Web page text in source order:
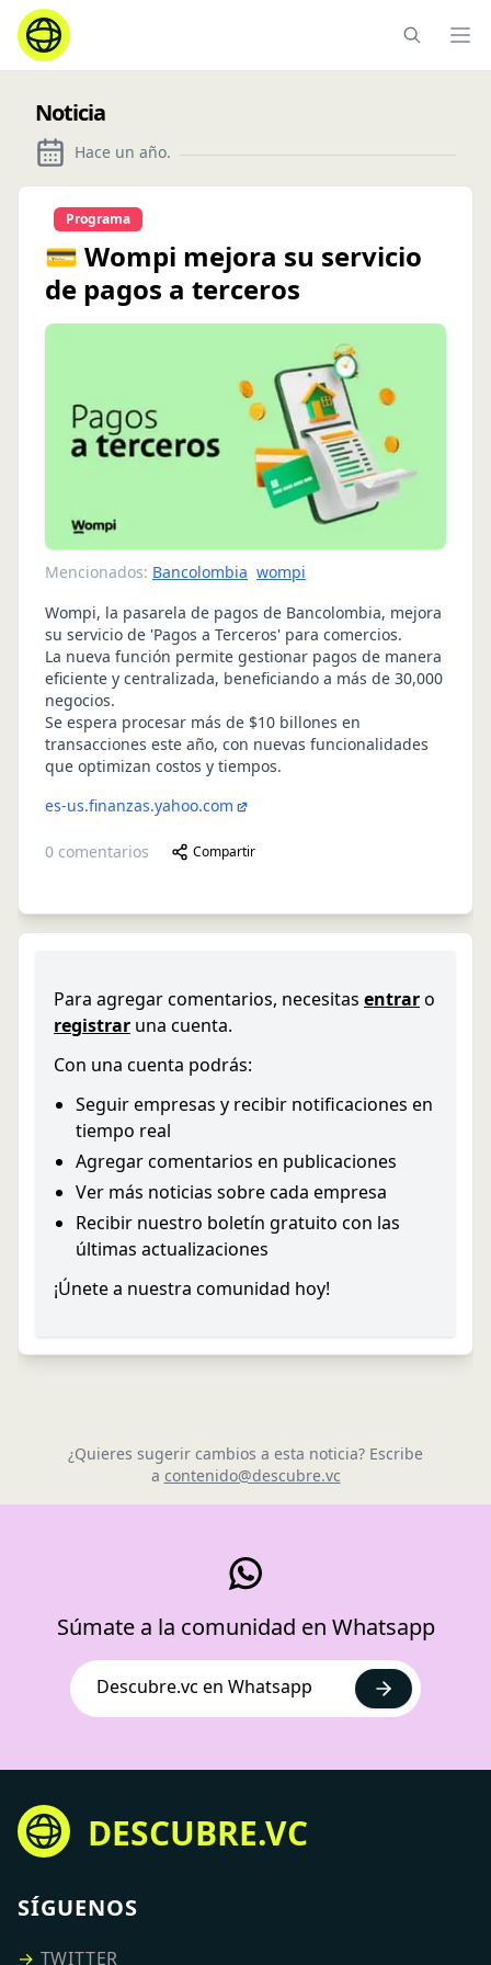
Noticia
Hace un año.
Programa
💳 Wompi mejora su servicio
de pagos a terceros
Mencionados: Bancolombia wompi
Wompi, la pasarela de pagos de Bancolombia, mejora
su servicio de 'Pagos a Terceros' para comercios.
La nueva función permite gestionar pagos de manera
eficiente y centralizada, beneficiando a más de 30,000
negocios.
Se espera procesar más de $10 billones en
transacciones este año, con nuevas funcionalidades
que optimizan costos y tiempos.
es-us.finanzas.yahoo.com
0 comentarios Compartir
Para agregar comentarios, necesitas entraro
registrar una cuenta.
Con una cuenta podrás:
Seguir empresas y recibir notificaciones en
tiempo real
Agregar comentarios en publicaciones
Ver más noticias sobre cada empresa
Recibir nuestro boletín gratuito con las
últimas actualizaciones
¡Únete a nuestra comunidad hoy!
¿Quieres sugerir cambios a esta noticia? Escribe
a contenido@descubre.vc
Súmate a la comunidad en Whatsapp
Descubre.vc en Whatsapp
DESCUBRE.VC
SÍGUENOS
→ TWITTER